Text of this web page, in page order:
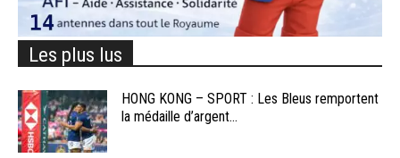
Les plus lus
HONG KONG – SPORT : Les Bleus remportent
la médaille d’argent...